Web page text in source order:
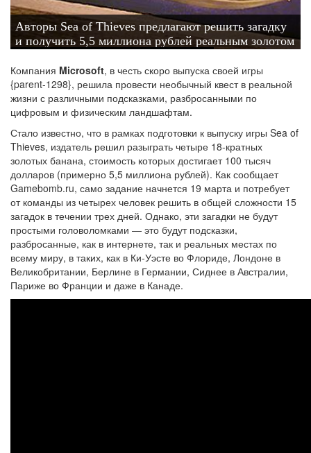
Авторы Sea of Thieves предлагают решить загадку
и получить 5,5 миллиона рублей реальным золотом
Компания Microsoft, в честь скоро выпуска своей игры
{parent-1298}, решила провести необычный квест в реальной
жизни с различными подсказками, разбросанными по
цифровым и физическим ландшафтам.
Стало известно, что в рамках подготовки к выпуску игры Sea of
Thieves, издатель решил разыграть четыре 18-кратных
золотых банана, стоимость которых достигает 100 тысяч
долларов (примерно 5,5 миллиона рублей). Как сообщает
Gamebomb.ru, само задание начнется 19 марта и потребует
от команды из четырех человек решить в общей сложности 15
загадок в течении трех дней. Однако, эти загадки не будут
простыми головоломками — это будут подсказки,
разбросанные, как в интернете, так и реальных местах по
всему миру, в таких, как в Ки-Уэсте во Флориде, Лондоне в
Великобритании, Берлине в Германии, Сиднее в Австралии,
Париже во Франции и даже в Канаде.